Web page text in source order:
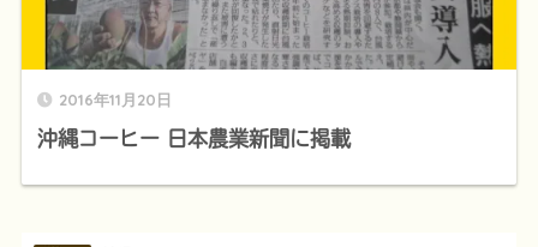
2016年11月20日
沖縄コーヒー 日本農業新聞に掲載